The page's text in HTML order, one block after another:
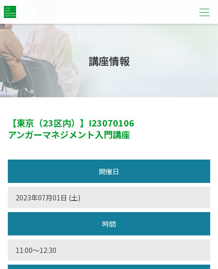
講座情報
【東京（23区内）】 I23070106
アンガーマネジメント入門講座
開催日
2023年07月01日 (土)
時間
11:00〜12:30